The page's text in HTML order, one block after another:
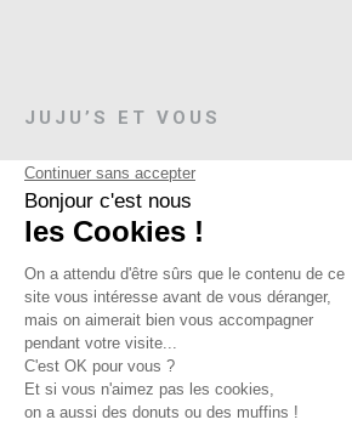
JUJU’S ET VOUS
Contactez-nous
L'offre Abonnement Convivialité
S'inscrire à la newsletter
SUIVEZ-NOUS